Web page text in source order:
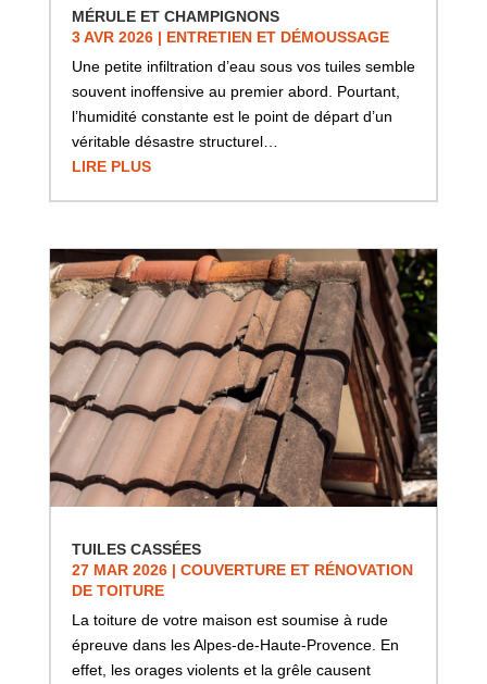
MÉRULE ET CHAMPIGNONS
3 AVR 2026| ENTRETIEN ET DÉMOUSSAGE
Une petite infiltration d’eau sous vos tuiles semble
souvent inoffensive au premier abord. Pourtant,
l’humidité constante est le point de départ d’un
véritable désastre structurel…
LIRE PLUS
TUILES CASSÉES
27 MAR 2026| COUVERTURE ET RÉNOVATION
DE TOITURE
La toiture de votre maison est soumise à rude
épreuve dans les Alpes-de-Haute-Provence. En
effet, les orages violents et la grêle causent